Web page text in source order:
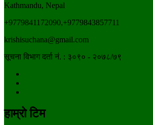
Kathmandu, Nepal
+9779841172090,+9779843857711
krishisuchana@gmail.com
सूचना विभाग दर्ता नं. : ३०९० - २०७८/७९
हाम्रो टिम